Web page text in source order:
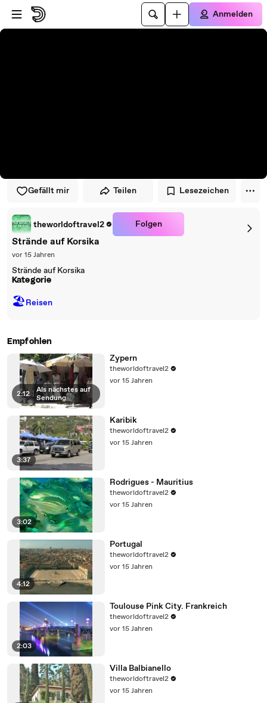
Zum Player springen
Zum Hauptinhalt springen
Anmelden
Gefällt mir Teilen Lesezeichen
theworldoftravel2 Folgen
Strände auf Korsika
vor 15 Jahren
Strände auf Korsika
Kategorie
🏖Reisen
Empfohlen
2:12
Als nächstes auf
Sendung
Zypern
theworldoftravel2
vor 15 Jahren
3:37
Karibik
theworldoftravel2
vor 15 Jahren
3:02
Rodrigues - Mauritius
theworldoftravel2
vor 15 Jahren
4:12
Portugal
theworldoftravel2
vor 15 Jahren
2:03
Toulouse Pink City. Frankreich
theworldoftravel2
vor 15 Jahren
Villa Balbianello
theworldoftravel2
vor 15 Jahren